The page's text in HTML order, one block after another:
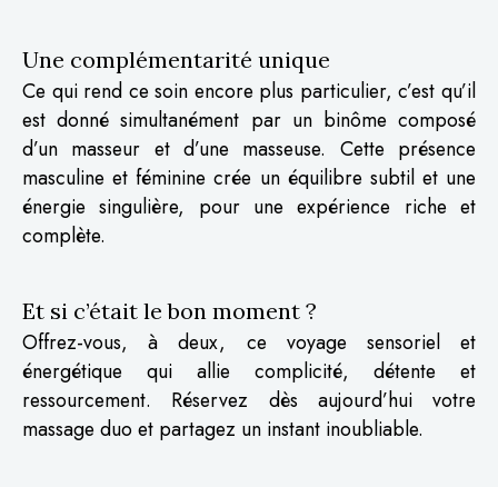
Une complémentarité unique
Ce qui rend ce soin encore plus particulier, c’est qu’il
est donné simultanément par un binôme composé
d’un masseur et d’une masseuse. Cette présence
masculine et féminine crée un équilibre subtil et une
énergie singulière, pour une expérience riche et
complète.
Et si c’était le bon moment ?
Offrez-vous, à deux, ce voyage sensoriel et
énergétique qui allie complicité, détente et
ressourcement. Réservez dès aujourd’hui votre
massage duo et partagez un instant inoubliable.